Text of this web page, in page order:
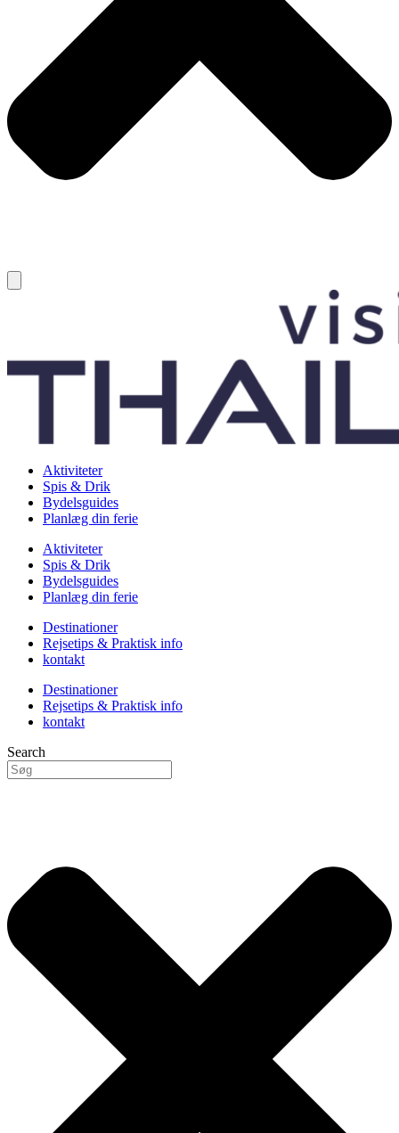
Aktiviteter
Spis & Drik
Bydelsguides
Planlæg din ferie
Aktiviteter
Spis & Drik
Bydelsguides
Planlæg din ferie
Destinationer
Rejsetips & Praktisk info
kontakt
Destinationer
Rejsetips & Praktisk info
kontakt
Search